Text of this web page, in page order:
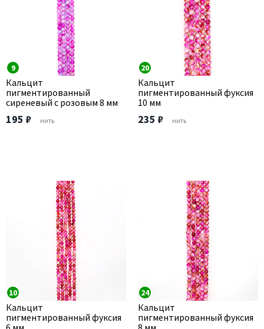
9
Кальцит
пигментированный
сиреневый с розовым 8 мм
195 ₽ нить
20
Кальцит
пигментированный фуксия
10 мм
235 ₽ нить
10
Кальцит
пигментированный фуксия
24
Кальцит
пигментированный фуксия